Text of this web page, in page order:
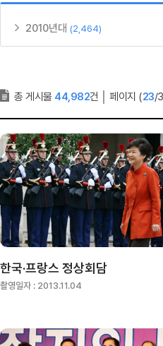
2010년대 (2,464)
총 게시물 44,982건 페이지 (23/
한국·프랑스 정상회담
촬영일자 : 2013.11.04